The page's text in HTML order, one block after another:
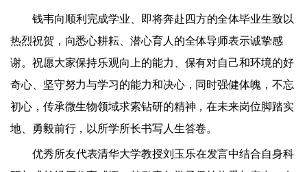
钱韦向顺利完成学业、即将奔赴四方的全体毕业生致以
热烈祝贺，向悉心耕耘、潜心育人的全体导师表示诚挚感
谢。祝愿大家保持乐观向上的能力、保有对自己和环境的好
奇心、坚守努力与学习的能力和决心，同时强健体魄，不忘
初心，传承微生物领域求索钻研的精神，在未来岗位脚踏实
地、勇毅前行，以所学所长书写人生答卷。
优秀所友代表清华大学教授刘玉乐在发言中结合自身科